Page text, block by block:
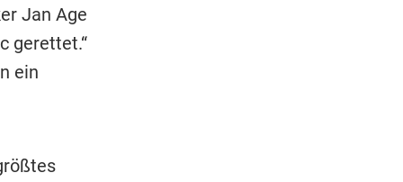
Jan Age
gerettet.“
ein